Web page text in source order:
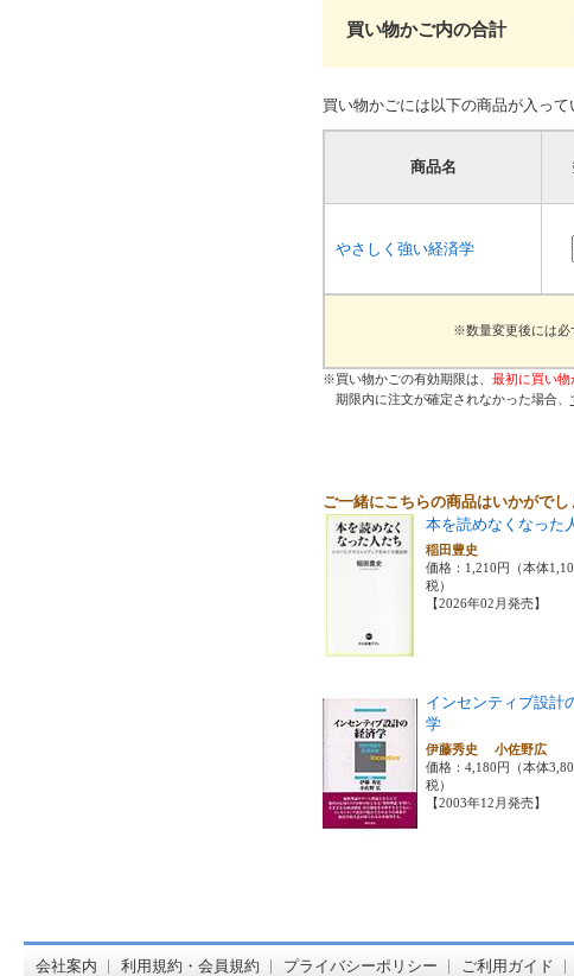
買い物かご内の合計
買い物かごには以下の商品が入って
商品名
やさしく強い経済学
※数量変更後には必
※買い物かごの有効期限は、 最初に買い物
期限内に注文が確定されなかった場合、
ご一緒にこちらの商品はいかがでし
本を読めなくなった
稲田豊史
価格：1,210円（本体
税）
【2026年02月発売】
インセンティブ設計
学
伊藤秀史 小佐野広
価格：4,180円（本体
税）
【2003年12月発売】
会社案内 利用規約・会員規約 プライバシーポリシー ご利用ガイド